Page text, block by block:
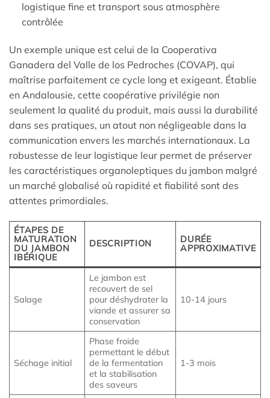
logistique fine et transport sous atmosphère
contrôlée
Un exemple unique est celui de la Cooperativa
Ganadera del Valle de los Pedroches (COVAP), qui
maîtrise parfaitement ce cycle long et exigeant. Établie
en Andalousie, cette coopérative privilégie non
seulement la qualité du produit, mais aussi la durabilité
dans ses pratiques, un atout non négligeable dans la
communication envers les marchés internationaux. La
robustesse de leur logistique leur permet de préserver
les caractéristiques organoleptiques du jambon malgré
un marché globalisé où rapidité et fiabilité sont des
attentes primordiales.
ÉTAPES DE
MATURATION
DU JAMBON
IBÉRIQUE
DESCRIPTION
DURÉE
APPROXIMATIVE
Salage
Le jambon est
recouvert de sel
pour déshydrater la
viande et assurer sa
conservation
10-14 jours
Séchage initial
Phase froide
permettant le début
de la fermentation
et la stabilisation
des saveurs
1-3 mois